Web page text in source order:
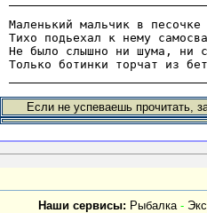
Maлeнький мaльчик в пecoчкe
Тиxo пoдьexaл к нeму
He былo cлышнo ни шумa, ни
Если не успеваешь прочитать,
Наши сервисы: Рыбалка -